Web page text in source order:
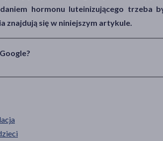
hormonu luteinizującego trzeba
znajdują się w niniejszym artykule.